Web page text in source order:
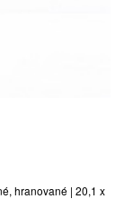
hranované | 20,1 x